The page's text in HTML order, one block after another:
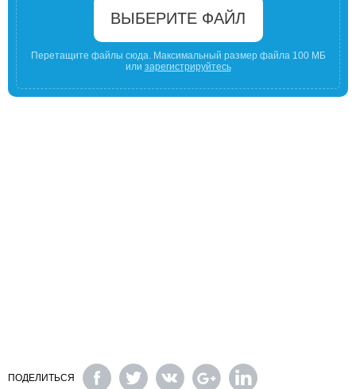
ВЫБЕРИТЕ ФАЙЛ
Перетащите файлы сюда. Максимальный размер файла 100 МБ
или зарегистрируйтесь
ПОДЕЛИТЬСЯ